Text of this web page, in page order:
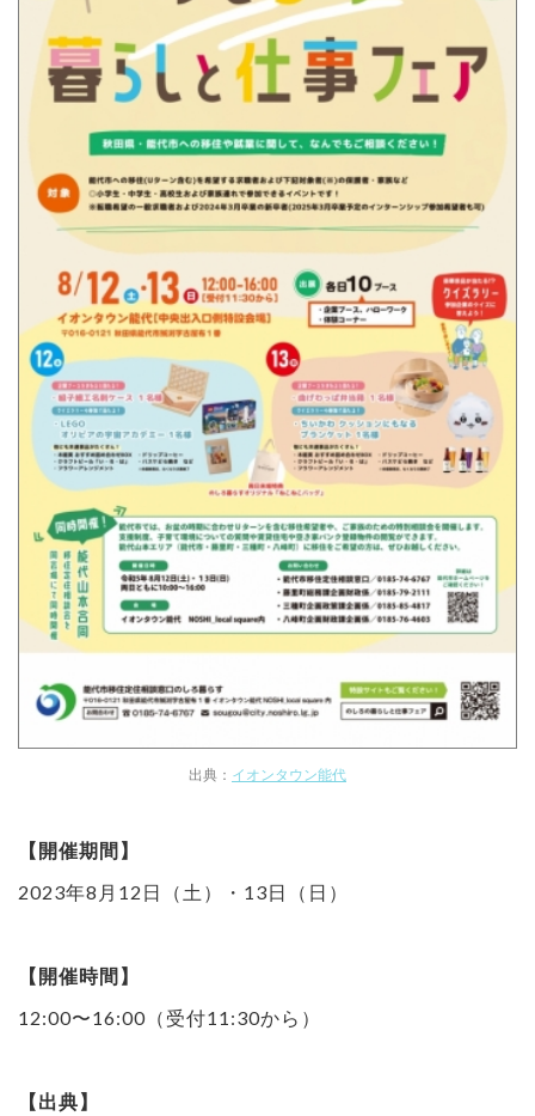
出典： イオンタウン能代
【開催期間】
2023年8月12日（土）・13日（日）
【開催時間】
12:00〜16:00（受付11:30から）
【出典】